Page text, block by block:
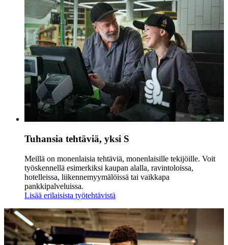
Tuhansia tehtäviä, yksi S
Meillä on monenlaisia tehtäviä, monenlaisille tekijöille. Voit
työskennellä esimerkiksi kaupan alalla, ravintoloissa,
hotelleissa, liikennemyymälöissä tai vaikkapa
pankkipalveluissa.
Lisää erilaisista työtehtävistä